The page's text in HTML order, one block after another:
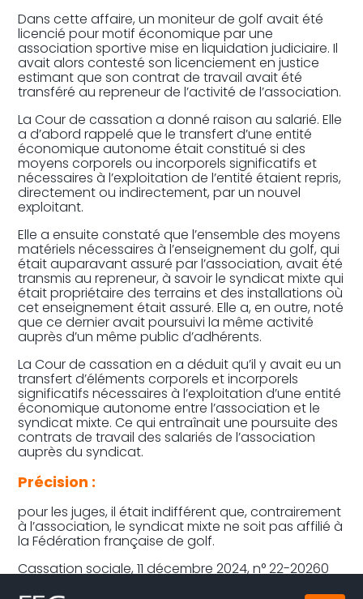
Dans cette affaire, un moniteur de golf avait été
licencié pour motif économique par une
association sportive mise en liquidation judiciaire. Il
avait alors contesté son licenciement en justice
estimant que son contrat de travail avait été
transféré au repreneur de l’activité de l’association.
La Cour de cassation a donné raison au salarié. Elle
a d’abord rappelé que le transfert d’une entité
économique autonome était constitué si des
moyens corporels ou incorporels significatifs et
nécessaires à l’exploitation de l’entité étaient repris,
directement ou indirectement, par un nouvel
exploitant.
Elle a ensuite constaté que l’ensemble des moyens
matériels nécessaires à l’enseignement du golf, qui
était auparavant assuré par l’association, avait été
transmis au repreneur, à savoir le syndicat mixte qui
était propriétaire des terrains et des installations où
cet enseignement était assuré. Elle a, en outre, noté
que ce dernier avait poursuivi la même activité
auprès d’un même public d’adhérents.
La Cour de cassation en a déduit qu’il y avait eu un
transfert d’éléments corporels et incorporels
significatifs nécessaires à l’exploitation d’une entité
économique autonome entre l’association et le
syndicat mixte. Ce qui entraînait une poursuite des
contrats de travail des salariés de l’association
auprès du syndicat.
Précision :
pour les juges, il était indifférent que, contrairement
à l’association, le syndicat mixte ne soit pas affilié à
la Fédération française de golf.
Cassation sociale, 11 décembre 2024, n° 22-20260